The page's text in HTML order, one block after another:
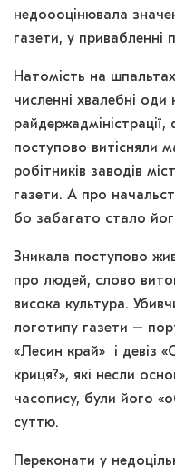
недоооцінювала
газети, у привабленні
Натомість на
численні хвалебні оди
райдержадміністрації,
поступово витісняли
робітників заводів
газети. А про
бо забагато стало
Зникала поступово
про людей, слово
висока культура.
логотипу газети –
«Лесин край» і девіз
криця?», які несли
часопису, були його
суттю.
Переконати у